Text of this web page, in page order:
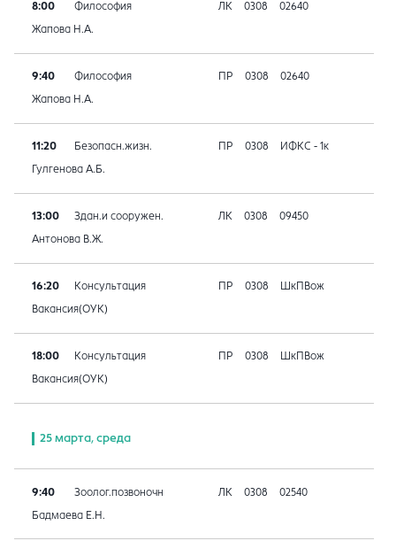
8:00 Философия ЛК 0308 02640
Жапова Н.А.
9:40 Философия ПР 0308 02640
Жапова Н.А.
11:20 Безопасн.жизн. ПР 0308 ИФКС - 1к
Гулгенова А.Б.
13:00 Здан.и сооружен. ЛК 0308 09450
Антонова В.Ж.
16:20 Консультация ПР 0308 ШкПВож
Вакансия(ОУК)
18:00 Консультация ПР 0308 ШкПВож
Вакансия(ОУК)
25 марта, среда
9:40 Зоолог.позвоночн ЛК 0308 02540
Бадмаева Е.Н.